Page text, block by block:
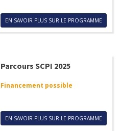
EN SAVOIR PLUS SUR LE PROGRAMME
Parcours SCPI 2025
Financement possible
EN SAVOIR PLUS SUR LE PROGRAMME